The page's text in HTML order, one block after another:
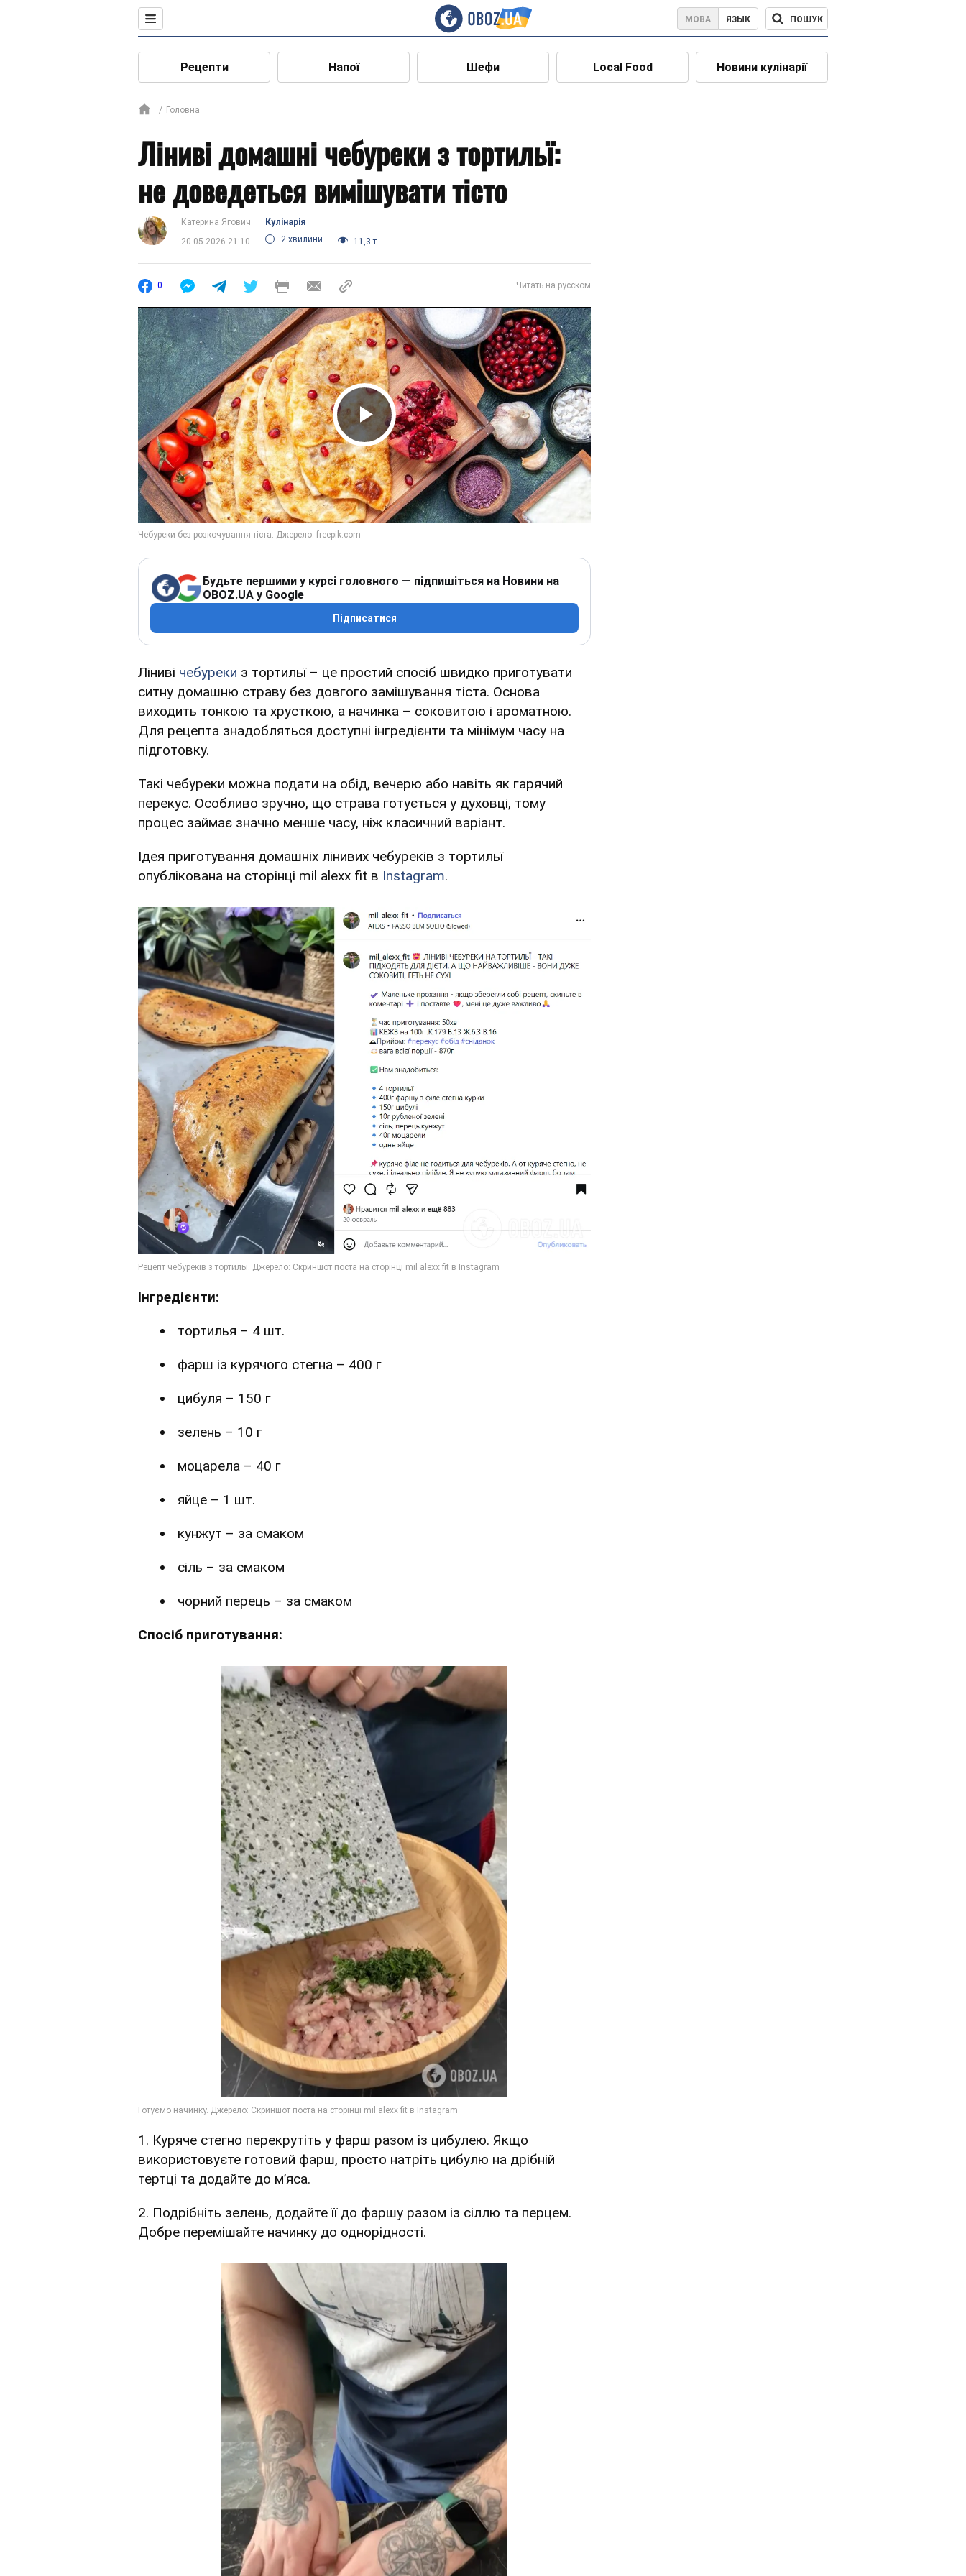
МОВА ЯЗЫК ПОШУК
Рецепти Напої Шефи Local Food Новини кулінарії
Головна
Ліниві домашні чебуреки з тортильї:
не доведеться вимішувати тісто
Катерина Ягович
Кулінарія
20.05.2026 21:10
2 хвилини 11,3 т.
0 Читать на русском
Play Video
Будьте першими у курсі головного — підпишіться на Новини на
OBOZ.UA у Google
Підписатися
Ліниві чебуреки з тортильї – це простий спосіб швидко приготувати
ситну домашню страву без довгого замішування тіста. Основа
виходить тонкою та хрусткою, а начинка – соковитою і ароматною.
Для рецепта знадобляться доступні інгредієнти та мінімум часу на
підготовку.
Такі чебуреки можна подати на обід, вечерю або навіть як гарячий
перекус. Особливо зручно, що страва готується у духовці, тому
процес займає значно менше часу, ніж класичний варіант.
Ідея приготування домашніх лінивих чебуреків з тортильї
опублікована на сторінці mil alexx fit в Instagram.
Інгредієнти:
тортилья – 4 шт.
фарш із курячого стегна – 400 г
цибуля – 150 г
зелень – 10 г
моцарела – 40 г
яйце – 1 шт.
кунжут – за смаком
сіль – за смаком
чорний перець – за смаком
Спосіб приготування:
1. Куряче стегно перекрутіть у фарш разом із цибулею. Якщо
використовуєте готовий фарш, просто натріть цибулю на дрібній
тертці та додайте до м’яса.
2. Подрібніть зелень, додайте її до фаршу разом із сіллю та перцем.
Добре перемішайте начинку до однорідності.